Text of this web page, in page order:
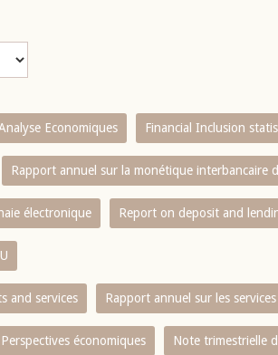
Economiques Financial Inclusion
Rapport annuel sur la monétique interbancaire
électronique Report on deposit and
and services Rapport annuel sur les
Perspectives économiques Note trimestrielle